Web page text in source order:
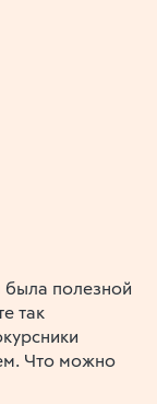
полезной
так
Что можно